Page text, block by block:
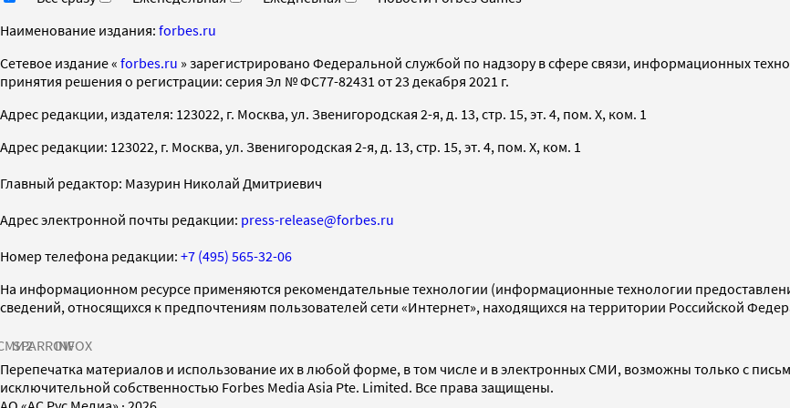
Наименование издания: forbes.ru
Cетевое издание « forbes.ru » зарегистрировано Федеральной службой по надзору в сфере связи, информационных
принятия решения о регистрации: серия Эл № ФС77-82431 от 23 декабря 2021 г.
Адрес редакции, издателя: 123022, г. Москва, ул. Звенигородская 2-я, д. 13, стр. 15, эт. 4, пом. X, ком. 1
Адрес редакции: 123022, г. Москва, ул. Звенигородская 2-я, д. 13, стр. 15, эт. 4, пом. X, ком. 1
Главный редактор: Мазурин Николай Дмитриевич
Адрес электронной почты редакции: press-release@forbes.ru
Номер телефона редакции: +7 (495) 565-32-06
На информационном ресурсе применяются рекомендательные технологии (информационные технологии
сведений, относящихся к предпочтениям пользователей сети «Интернет», находящихся на территории Российской
SPARROWINFOX
Перепечатка материалов и использование их в любой форме, в том числе и в электронных СМИ, возможны только с
исключительной собственностью Forbes Media Asia Pte. Limited. Все права защищены.